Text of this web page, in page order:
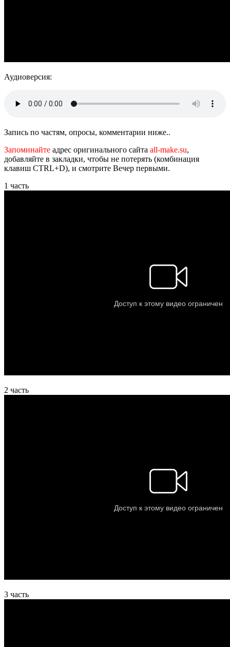
Аудиоверсия:
Запись по частям, опросы, комментарии ниже..
Запоминайте адрес оригинального сайта all-make.su,
добавляйте в закладки, чтобы не потерять (комбинация
клавиш CTRL+D), и смотрите Вечер первыми.
1 часть
2 часть
3 часть